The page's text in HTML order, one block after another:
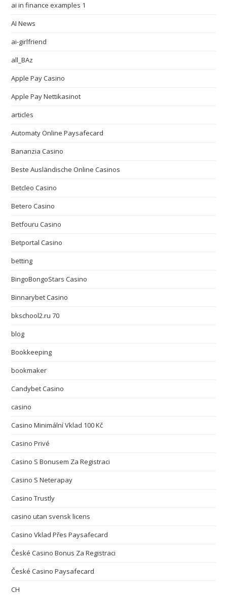
ai in finance examples 1
AI News
ai-girlfriend
all_BAz
Apple Pay Casino
Apple Pay Nettikasinot
articles
Automaty Online Paysafecard
Bananzia Casino
Beste Ausländische Online Casinos
Betcleo Casino
Betero Casino
Betfouru Casino
Betportal Casino
betting
BingoBongoStars Casino
Binnarybet Casino
bkschool2.ru 70
blog
Bookkeeping
bookmaker
Candybet Casino
casino
Casino Minimální Vklad 100 Kč
Casino Privé
Casino S Bonusem Za Registraci
Casino S Neterapay
Casino Trustly
casino utan svensk licens
Casino Vklad Přes Paysafecard
České Casino Bonus Za Registraci
České Casino Paysafecard
CH